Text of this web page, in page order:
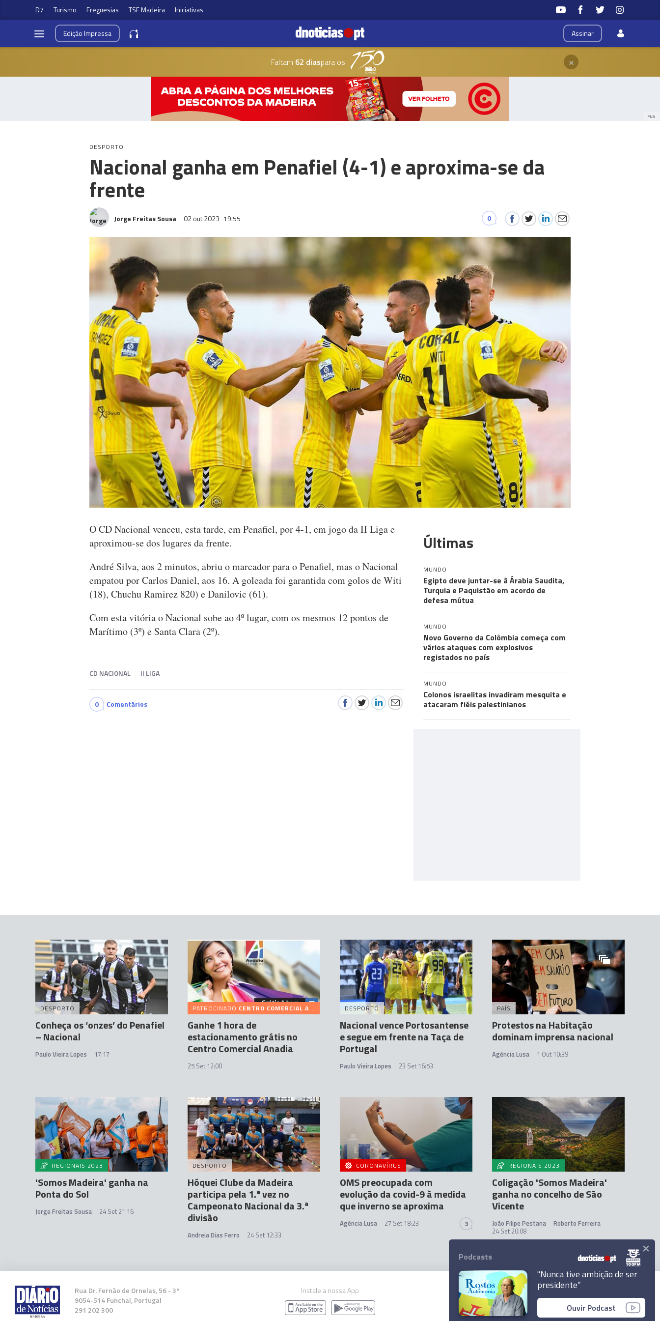
D7 Turismo Freguesias TSF Madeira Iniciativas
Assinar
EdiçãoImpressa
Faltam 62 diaspara os ×
PUB
DESPORTO
Nacional ganha em Penafiel (4-1) e aproxima-se da
frente
Jorge Freitas Sousa 02 out 2023 19:55 0
O CD Nacional venceu, esta tarde, em Penafiel, por 4-1, em jogo da II Liga e
aproximou-se dos lugares da frente.
André Silva, aos 2 minutos, abriu o marcador para o Penafiel, mas o Nacional
empatou por Carlos Daniel, aos 16. A goleada foi garantida com golos de Witi
(18), Chuchu Ramirez 820) e Danilovic (61).
Com esta vitória o Nacional sobe ao 4º lugar, com os mesmos 12 pontos de
Marítimo (3º) e Santa Clara (2º).
CD NACIONAL II LIGA
0 Comentários
Últimas
MUNDO
Egipto deve juntar-se à Árabia Saudita,
Turquia e Paquistão em acordo de
defesa mútua
MUNDO
Novo Governo da Colômbia começa com
vários ataques com explosivos
registados no país
MUNDO
Colonos israelitas invadiram mesquita e
atacaram fiéis palestinianos
DESPORTO
Conheça os ‘onzes’ do Penafiel
– Nacional
Paulo Vieira Lopes 17:17
PATROCINADO CENTRO COMERCIAL ANADIA
Ganhe 1 hora de
estacionamento grátis no
Centro Comercial Anadia
25 Set 12:00
DESPORTO
Nacional vence Portosantense
e segue em frente na Taça de
Portugal
Paulo Vieira Lopes 23 Set 16:53
PAÍS
Protestos na Habitação
dominam imprensa nacional
Agência Lusa 1 Out 10:39
REGIONAIS 2023
'Somos Madeira' ganha na
Ponta do Sol
Jorge Freitas Sousa 24 Set 21:16
DESPORTO
Hóquei Clube da Madeira
participa pela 1.ª vez no
Campeonato Nacional da 3.ª
divisão
Andreia Dias Ferro 24 Set 12:33
CORONAVÍRUS
OMS preocupada com
evolução da covid-9 à medida
que inverno se aproxima
Agência Lusa 27 Set 18:23 3
REGIONAIS 2023
Coligação 'Somos Madeira'
ganha no concelho de São
Vicente
João Filipe Pestana
Roberto Ferreira
24 Set 20:08
Rua Dr. Fernão de Ornelas, 56 - 3º
9054-514 Funchal, Portugal
291 202 300
Instale a nossa App
© 2023 Empresa Diário de Notícias, Lda.
Todos os direitos reservados.
Podcasts
"Nunca tive ambição de ser
presidente”
Ouvir Podcast
×